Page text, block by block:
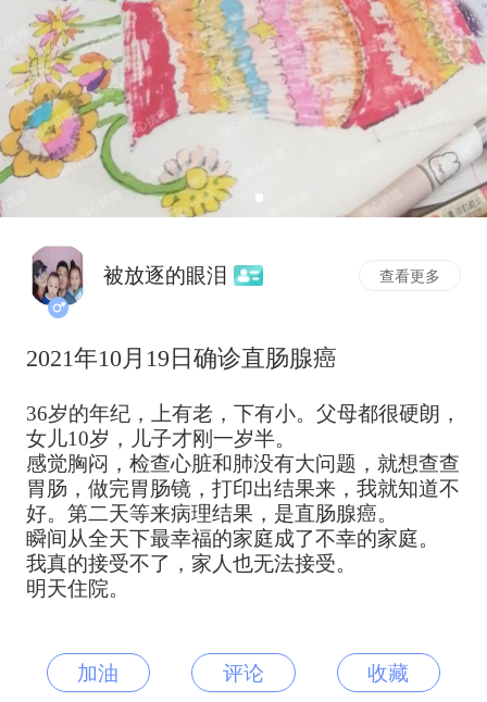
被放逐的眼泪 查看更多
2021年10月19日确诊直肠腺癌
36岁的年纪，上有老，下有小。父母都很硬朗，
女儿10岁，儿子才刚一岁半。
感觉胸闷，检查心脏和肺没有大问题，就想查查
胃肠，做完胃肠镜，打印出结果来，我就知道不
好。第二天等来病理结果，是直肠腺癌。
瞬间从全天下最幸福的家庭成了不幸的家庭。
我真的接受不了，家人也无法接受。
明天住院。
加油 评论 收藏